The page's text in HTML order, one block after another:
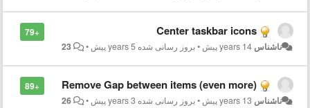
+79 Center taskbar icons
ناشناس 14 years پیش •بروز رسانی شده5 years پیش •
23
+89 Remove Gap between items (even more)
ناشناس 13 years پیش •بروز رسانی شده 3 years پیش •
26